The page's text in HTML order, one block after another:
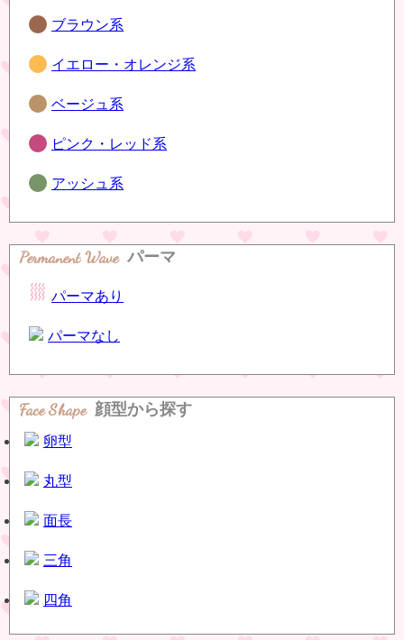
ブラウン系
イエロー・オレンジ系
ベージュ系
ピンク・レッド系
アッシュ系
Permanent Wave パーマ
パーマあり
パーマなし
Face Shape 顔型から探す
卵型
丸型
面長
三角
四角